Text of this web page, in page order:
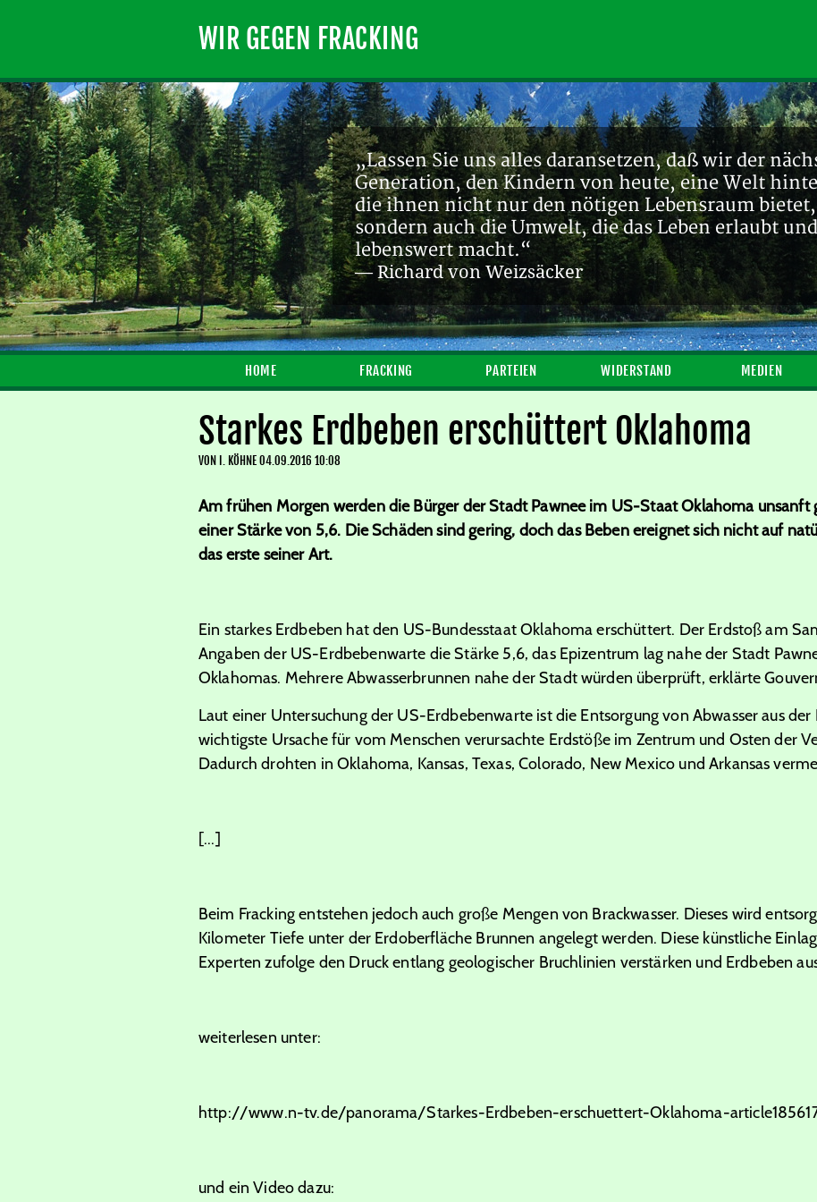
WIR GEGEN FRACKING
„Lassen Sie uns alles daransetzen, daß wir der
Generation, den Kindern von heute, eine Welt
die ihnen nicht nur den nötigen Lebensraum bietet,
sondern auch die Umwelt, die das Leben erlaubt und
lebenswert macht.“
— Richard von Weizsäcker
HOME FRACKING PARTEIEN WIDERSTAND MEDIEN
Starkes Erdbeben erschüttert Oklahoma
VON I. KÖHNE04.09.2016 10:08
Am frühen Morgen werden die Bürger der Stadt Pawnee im US-Staat Oklahoma unsanft
einer Stärke von 5,6. Die Schäden sind gering, doch das Beben ereignet sich nicht auf
das erste seiner Art.
Ein starkes Erdbeben hat den US-Bundesstaat Oklahoma erschüttert. Der Erdstoß am
Angaben der US-Erdbebenwarte die Stärke 5,6, das Epizentrum lag nahe der Stadt
Oklahomas. Mehrere Abwasserbrunnen nahe der Stadt würden überprüft, erklärte
Laut einer Untersuchung der US-Erdbebenwarte ist die Entsorgung von Abwasser aus
wichtigste Ursache für vom Menschen verursachte Erdstöße im Zentrum und Osten der
Dadurch drohten in Oklahoma, Kansas, Texas, Colorado, New Mexico und Arkansas
[...]
Beim Fracking entstehen jedoch auch große Mengen von Brackwasser. Dieses wird
Kilometer Tiefe unter der Erdoberfläche Brunnen angelegt werden. Diese künstliche
Experten zufolge den Druck entlang geologischer Bruchlinien verstärken und Erdbeben
weiterlesen unter:
http://www.n-tv.de/panorama/Starkes-Erdbeben-erschuettert-Oklahoma-
und ein Video dazu: